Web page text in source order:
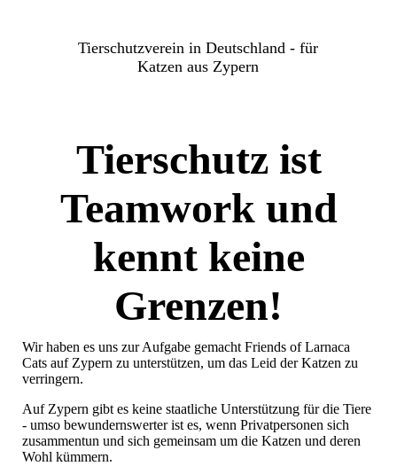
Tierschutzverein in Deutschland - für
Katzen aus Zypern
Tierschutz ist
Teamwork und
kennt keine
Grenzen!
Wir haben es uns zur Aufgabe gemacht Friends of Larnaca
Cats auf Zypern zu unterstützen, um das Leid der Katzen zu
verringern.
Auf Zypern gibt es keine staatliche Unterstützung für die Tiere
- umso bewundernswerter ist es, wenn Privatpersonen sich
zusammentun und sich gemeinsam um die Katzen und deren
Wohl kümmern.